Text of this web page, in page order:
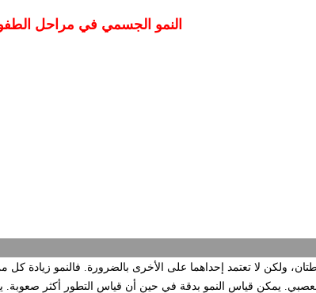
النمو الجسمي في مراحل
ولكن لا تعتمد إحداهما على الأخرى بالضرورة. فالنمو زيادة
يمكن قياس النمو بدقة في حين أن قياس التطور أكثر صعوبة.